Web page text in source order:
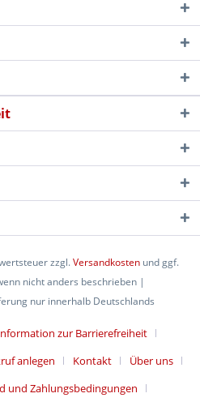
zzgl.Versandkosten und ggf.
nicht anders beschrieben |
nur innerhalb Deutschlands
zur Barrierefreiheit
anlegen Kontakt
Über uns
und Zahlungsbedingungen